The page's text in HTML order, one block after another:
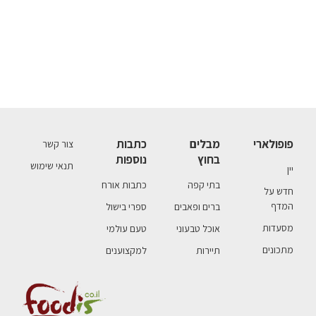
פופולארי
יין
חדש על
המדף
מסעדות
מתכונים
מבלים
בחוץ
בתי קפה
ברים ופאבים
אוכל טבעוני
תיירות
כתבות
נוספות
כתבות אורח
ספרי בישול
טעם עולמי
למקצוענים
צור קשר
תנאי שימוש